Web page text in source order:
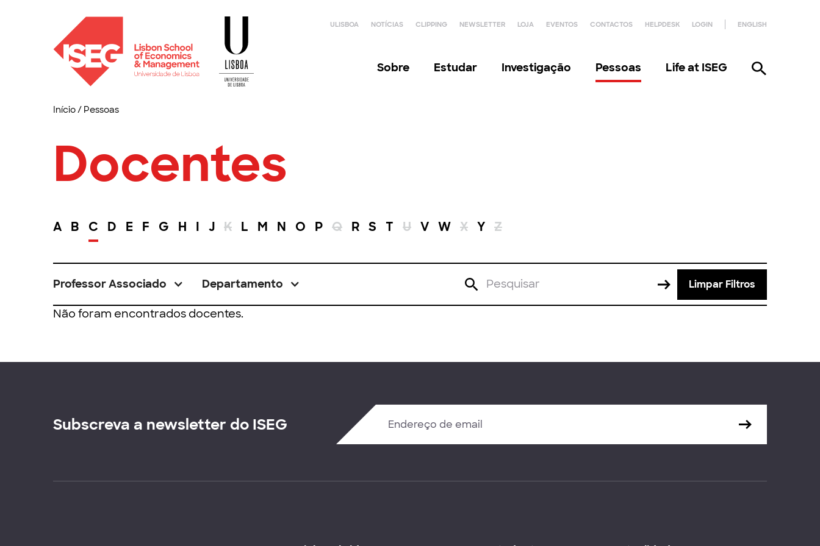
ULISBOA NOTÍCIAS CLIPPING NEWSLETTER LOJA EVENTOS CONTACTOS HELPDESK LOGIN ENGLISH
Sobre Estudar Investigação Pessoas Life at ISEG
Início/ Pessoas
Docentes
A B C D E F G H I J K L M N O P Q R S T U V W X Y Z
Professor Associado Departamento Limpar Filtros
Não foram encontrados docentes.
Subscreva a newsletter do ISEG